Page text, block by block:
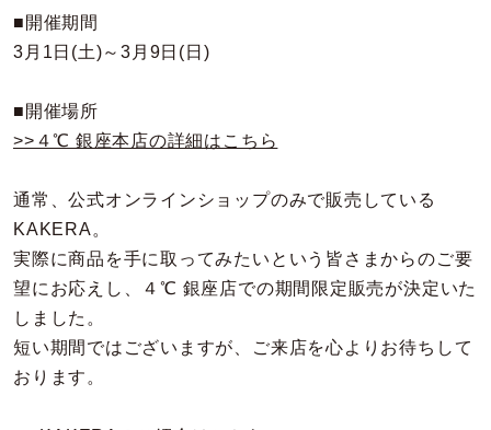
ファッションテイスト
コレクション
レディース
リングサイズ
～
メンズ
リングサイズ
～
価格
■開催期間
3月1日(土)～3月9日(日)
■開催場所
>>４℃ 銀座本店の詳細はこちら
通常、公式オンラインショップのみで販売している
KAKERA。
実際に商品を手に取ってみたいという皆さまからのご要
望にお応えし、４℃ 銀座店での期間限定販売が決定いた
しました。
短い期間ではございますが、ご来店を心よりお待ちして
おります。